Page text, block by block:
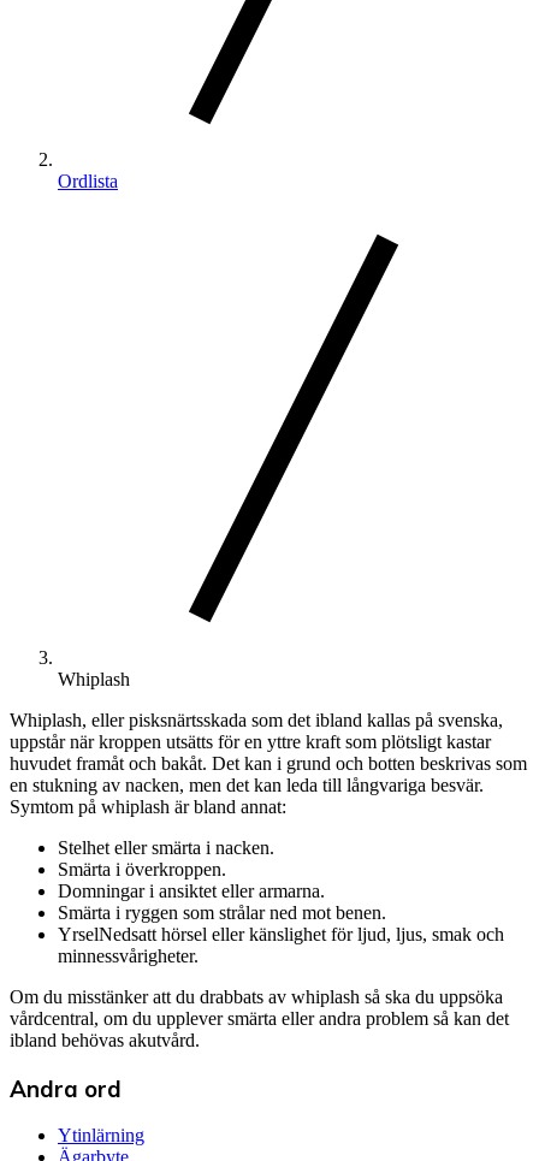
Ordlista
Whiplash
Whiplash, eller pisksnärtsskada som det ibland kallas på svenska,
uppstår när kroppen utsätts för en yttre kraft som plötsligt kastar
huvudet framåt och bakåt. Det kan i grund och botten beskrivas som
en stukning av nacken, men det kan leda till långvariga besvär.
Symtom på whiplash är bland annat:
Stelhet eller smärta i nacken.
Smärta i överkroppen.
Domningar i ansiktet eller armarna.
Smärta i ryggen som strålar ned mot benen.
YrselNedsatt hörsel eller känslighet för ljud, ljus, smak och
minnessvårigheter.
Om du misstänker att du drabbats av whiplash så ska du uppsöka
vårdcentral, om du upplever smärta eller andra problem så kan det
ibland behövas akutvård.
Andra ord
Ytinlärning